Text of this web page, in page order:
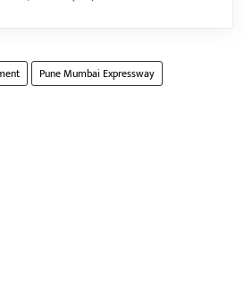
Pune Mumbai Expressway